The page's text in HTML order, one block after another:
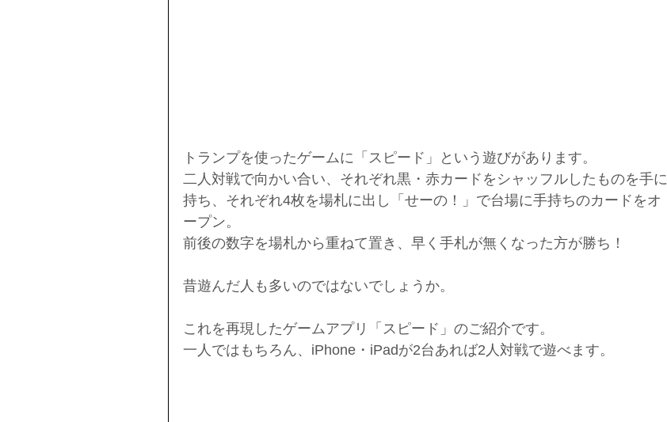
トランプを使ったゲームに「スピード」という遊びがあります。
二人対戦で向かい合い、それぞれ黒・赤カードをシャッフルしたものを手に
持ち、それぞれ4枚を場札に出し「せーの！」で台場に手持ちのカードをオ
ープン。
前後の数字を場札から重ねて置き、早く手札が無くなった方が勝ち！
昔遊んだ人も多いのではないでしょうか。
これを再現したゲームアプリ「スピード」のご紹介です。
一人ではもちろん、iPhone・iPadが2台あれば2人対戦で遊べます。